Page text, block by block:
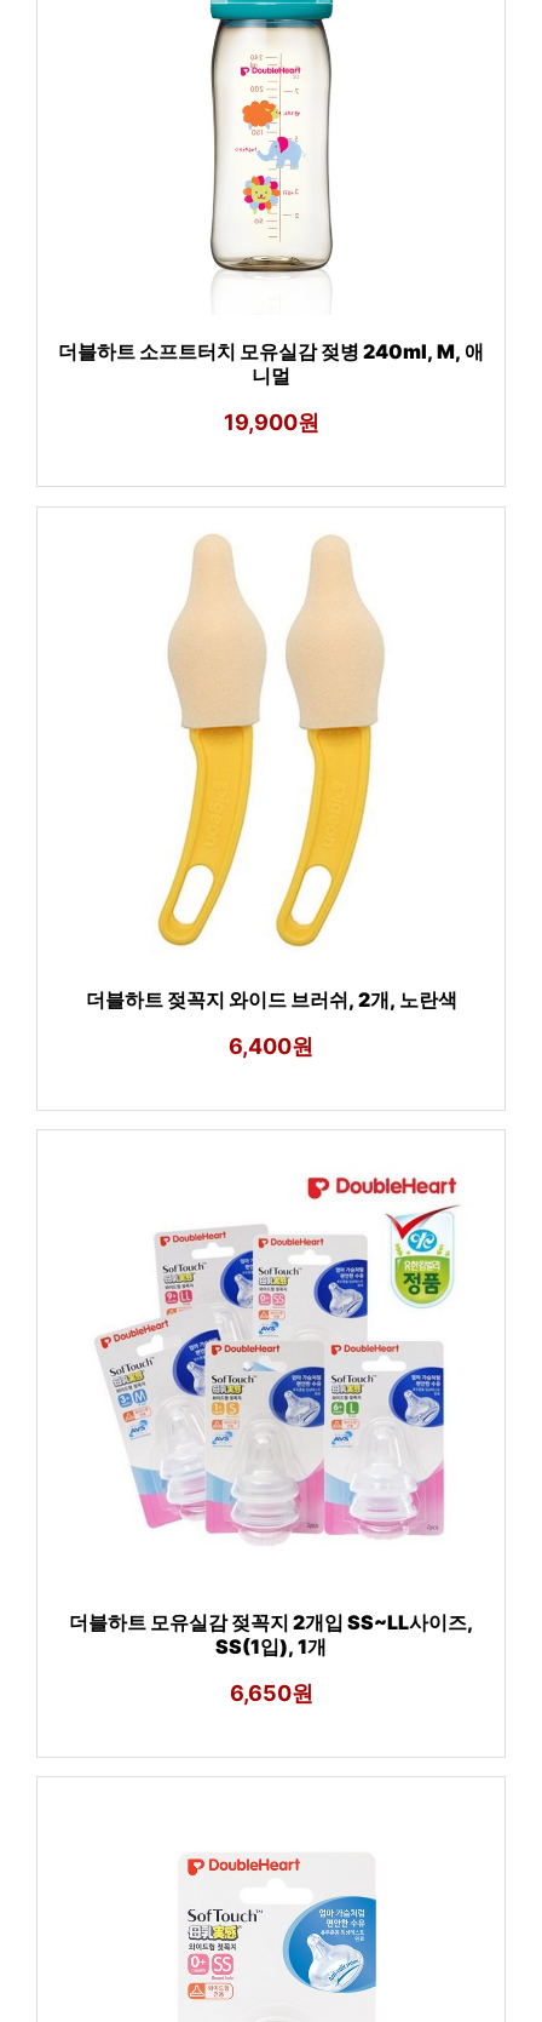
더블하트 소프트터치 모유실감 젖병 240ml, M, 애
니멀
19,900원
더블하트 젖꼭지 와이드 브러쉬, 2개, 노란색
6,400원
더블하트 모유실감 젖꼭지 2개입 SS~LL사이즈,
SS(1입), 1개
6,650원